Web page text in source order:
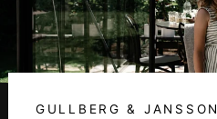
GULLBERG & JANSSON